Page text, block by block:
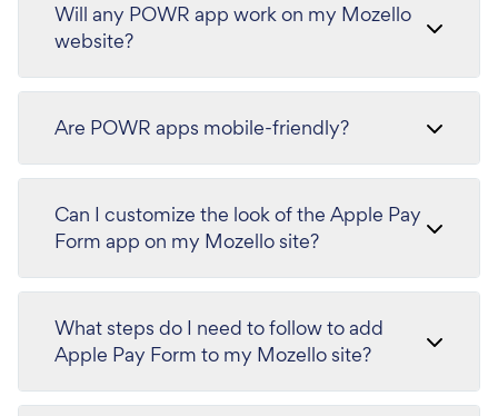
Will any POWR app work on my Mozello
website?
Are POWR apps mobile-friendly?
Can I customize the look of the Apple Pay
Form app on my Mozello site?
What steps do I need to follow to add
Apple Pay Form to my Mozello site?